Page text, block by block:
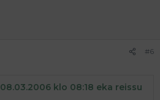
#6
08.03.2006 klo 08:18 eka reissu